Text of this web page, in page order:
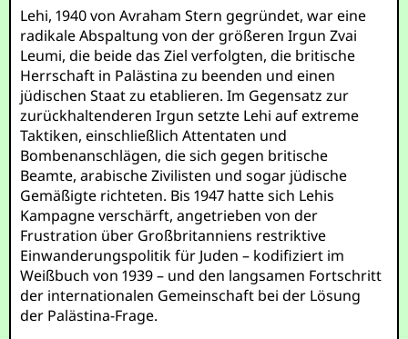
Lehi, 1940 von Avraham Stern gegründet, war eine
radikale Abspaltung von der größeren Irgun Zvai
Leumi, die beide das Ziel verfolgten, die britische
Herrschaft in Palästina zu beenden und einen
jüdischen Staat zu etablieren. Im Gegensatz zur
zurückhaltenderen Irgun setzte Lehi auf extreme
Taktiken, einschließlich Attentaten und
Bombenanschlägen, die sich gegen britische
Beamte, arabische Zivilisten und sogar jüdische
Gemäßigte richteten. Bis 1947 hatte sich Lehis
Kampagne verschärft, angetrieben von der
Frustration über Großbritanniens restriktive
Einwanderungspolitik für Juden – kodifiziert im
Weißbuch von 1939 – und den langsamen Fortschritt
der internationalen Gemeinschaft bei der Lösung
der Palästina-Frage.